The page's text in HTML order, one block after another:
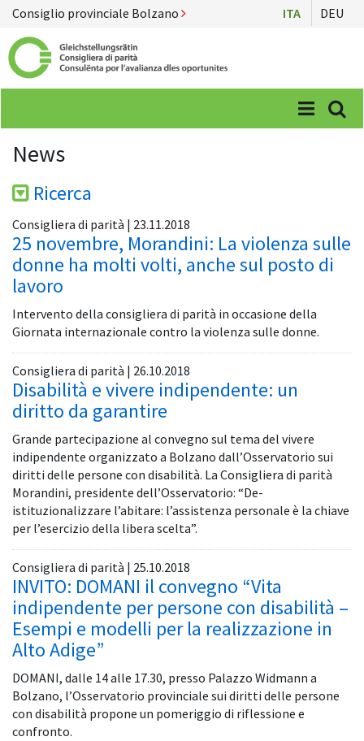
Consiglio provinciale Bolzano ITA DEU
Menü
News
Ricerca
Consigliera di parità | 23.11.2018
25 novembre, Morandini: La violenza sulle
donne ha molti volti, anche sul posto di
lavoro
Intervento della consigliera di parità in occasione della
Giornata internazionale contro la violenza sulle donne.
Consigliera di parità | 26.10.2018
Disabilità e vivere indipendente: un
diritto da garantire
Grande partecipazione al convegno sul tema del vivere
indipendente organizzato a Bolzano dall’Osservatorio sui
diritti delle persone con disabilità. La Consigliera di parità
Morandini, presidente dell’Osservatorio: “De-
istituzionalizzare l’abitare: l’assistenza personale è la chiave
per l’esercizio della libera scelta”.
Consigliera di parità | 25.10.2018
INVITO: DOMANI il convegno “Vita
indipendente per persone con disabilità –
Esempi e modelli per la realizzazione in
Alto Adige”
DOMANI, dalle 14 alle 17.30, presso Palazzo Widmann a
Bolzano, l’Osservatorio provinciale sui diritti delle persone
con disabilità propone un pomeriggio di riflessione e
confronto.